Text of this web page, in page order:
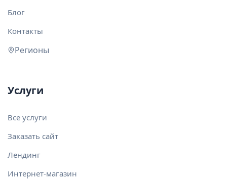
Блог
Контакты
Регионы
Услуги
Все услуги
Заказать сайт
Лендинг
Интернет-магазин